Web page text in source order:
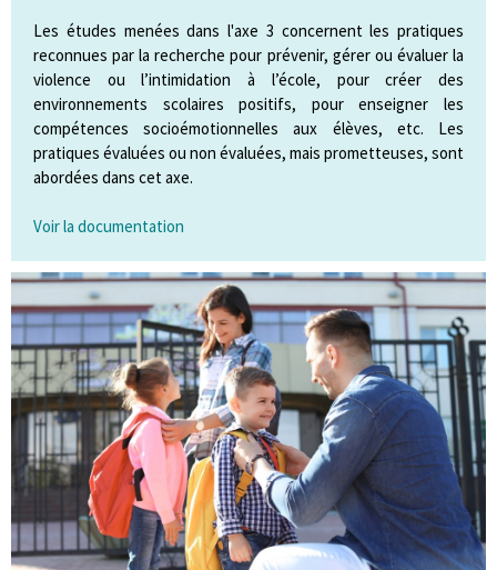
Les études menées dans l'axe 3 concernent les pratiques
reconnues par la recherche pour prévenir, gérer ou évaluer la
violence ou l’intimidation à l’école, pour créer des
environnements scolaires positifs, pour enseigner les
compétences socioémotionnelles aux élèves, etc. Les
pratiques évaluées ou non évaluées, mais prometteuses, sont
abordées dans cet axe.
Voir la documentation